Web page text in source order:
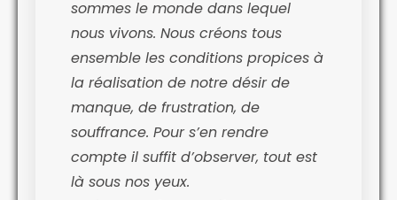
sommes le monde dans lequel
nous vivons. Nous créons tous
ensemble les conditions propices à
la réalisation de notre désir de
manque, de frustration, de
souffrance. Pour s’en rendre
compte il suffit d’observer, tout est
là sous nos yeux.